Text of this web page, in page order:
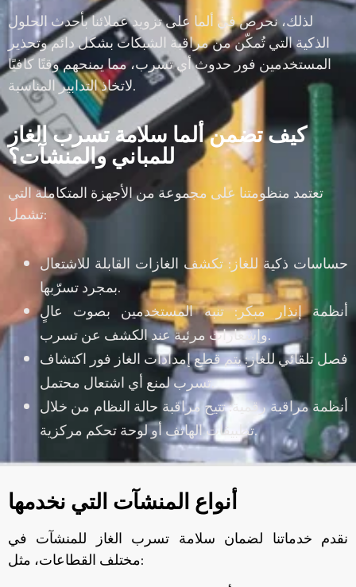
لذلك، نحرص في ألما على تزويد عملائنا بأحدث الحلول
الذكية التي تُمكّن من مراقبة الشبكات بشكل دائم وتحذير
المستخدمين فور حدوث أي تسرب، مما يمنحهم وقتًا كافيًا
لاتخاذ التدابير المناسبة.
كيف تضمن ألما سلامة تسرب الغاز
للمباني والمنشآت؟
تعتمد منظومتنا على مجموعة من الأجهزة المتكاملة التي
تشمل:
حساسات ذكية للغاز: تكشف الغازات القابلة للاشتعال
بمجرد تسرّبها.
أنظمة إنذار مبكر: تنبه المستخدمين بصوت عالٍ
وإشعارات مرئية عند الكشف عن تسرب.
فصل تلقائي للغاز: يتم قطع إمدادات الغاز فور اكتشاف
تسرب لمنع أي اشتعال محتمل.
أنظمة مراقبة رقمية: تتيح مراقبة حالة النظام من خلال
تطبيقات الهاتف أو لوحة تحكم مركزية.
أنواع المنشآت التي نخدمها
نقدم خدماتنا لضمان سلامة تسرب الغاز للمنشآت في
مختلف القطاعات، مثل: